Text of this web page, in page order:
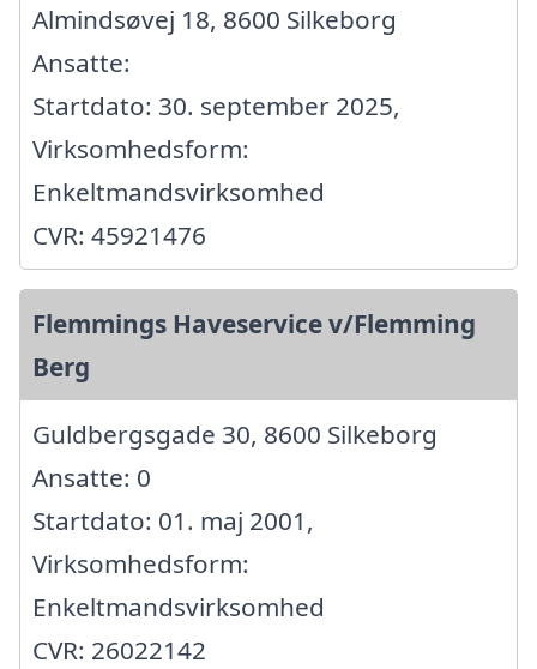
Almindsøvej 18, 8600 Silkeborg
Ansatte:
Startdato: 30. september 2025,
Virksomhedsform:
Enkeltmandsvirksomhed
CVR: 45921476
Flemmings Haveservice v/Flemming
Berg
Guldbergsgade 30, 8600 Silkeborg
Ansatte: 0
Startdato: 01. maj 2001,
Virksomhedsform:
Enkeltmandsvirksomhed
CVR: 26022142